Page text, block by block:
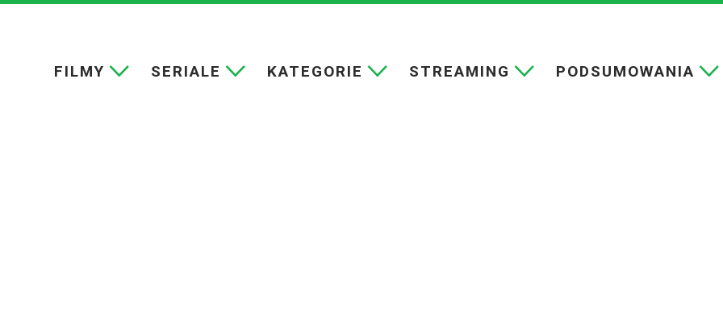
FILMY SERIALE KATEGORIE STREAMING PODSUMOWANIA